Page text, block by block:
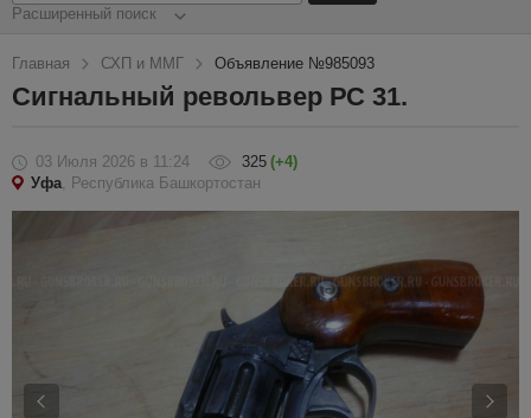
Расширенный поиск
Главная СХП и ММГ Объявление №985093
Сигнальный револьвер РС 31.
03 Июля 2026 в 11:24 325 (+4)
Уфа, Республика Башкортостан